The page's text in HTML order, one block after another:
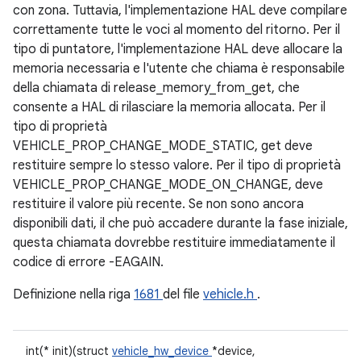
con zona. Tuttavia, l'implementazione HAL deve compilare
correttamente tutte le voci al momento del ritorno. Per il
tipo di puntatore, l'implementazione HAL deve allocare la
memoria necessaria e l'utente che chiama è responsabile
della chiamata di release_memory_from_get, che
consente a HAL di rilasciare la memoria allocata. Per il
tipo di proprietà
VEHICLE_PROP_CHANGE_MODE_STATIC, get deve
restituire sempre lo stesso valore. Per il tipo di proprietà
VEHICLE_PROP_CHANGE_MODE_ON_CHANGE, deve
restituire il valore più recente. Se non sono ancora
disponibili dati, il che può accadere durante la fase iniziale,
questa chiamata dovrebbe restituire immediatamente il
codice di errore -EAGAIN.
Definizione nella riga 1681 del file vehicle.h .
int(* init)(struct vehicle_hw_device *device,